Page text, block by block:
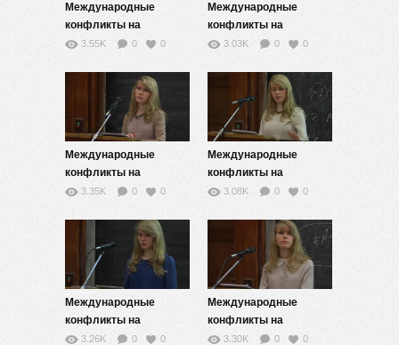
Международные
конфликты на
современном этапе —
3.55K 0 0
Международные
конфликты на
современном этапе —
3.03K 0 0
Международные
конфликты на
современном этапе —
3.35K 0 0
Международные
конфликты на
современном этапе —
3.08K 0 0
Международные
конфликты на
современном этапе —
3.26K 0 0
Международные
конфликты на
современном этапе —
3.30K 0 0